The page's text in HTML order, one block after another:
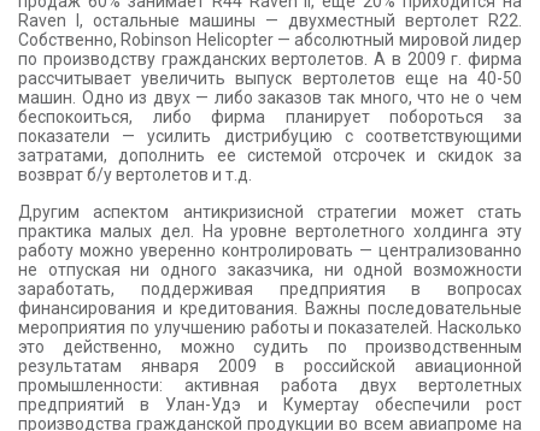
Raven I, остальные машины — двухместный вертолет R22.
Собственно, Robinson Helicopter — абсолютный мировой лидер
по производству гражданских вертолетов. А в 2009 г. фирма
рассчитывает увеличить выпуск вертолетов еще на 40-50
машин. Одно из двух — либо заказов так много, что не о чем
беспокоиться, либо фирма планирует побороться за
показатели — усилить дистрибуцию с соответствующими
затратами, дополнить ее системой отсрочек и скидок за
возврат б/у вертолетов и т.д.
Другим аспектом антикризисной стратегии может стать
практика малых дел. На уровне вертолетного холдинга эту
работу можно уверенно контролировать — централизованно
не отпуская ни одного заказчика, ни одной возможности
заработать, поддерживая предприятия в вопросах
финансирования и кредитования. Важны последовательные
мероприятия по улучшению работы и показателей. Насколько
это действенно, можно судить по производственным
результатам января 2009 в российской авиационной
промышленности: активная работа двух вертолетных
предприятий в Улан-Удэ и Кумертау обеспечили рост
производства гражданской продукции во всем авиапроме на